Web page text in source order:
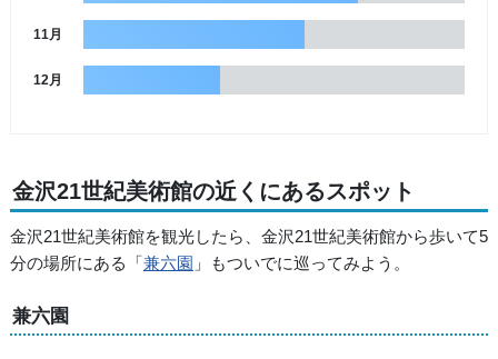
11月
12月
金沢21世紀美術館の近くにあるスポット
金沢21世紀美術館を観光したら、金沢21世紀美術館から歩いて5
分の場所にある「兼六園 」もついでに巡ってみよう。
兼六園